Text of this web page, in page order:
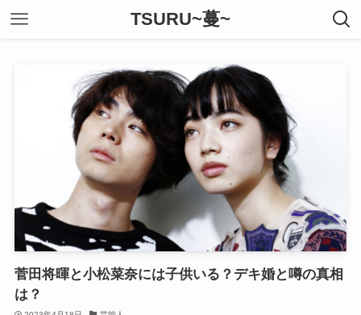
TSURU~蔓~
菅田将暉と小松菜奈には子供いる？デキ婚と噂の真相
は？